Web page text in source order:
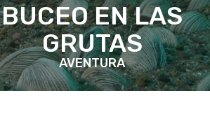
BUCEO EN LAS
GRUTAS
AVENTURA